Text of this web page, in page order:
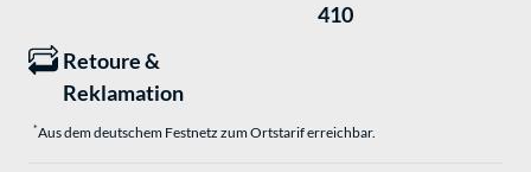
410
Retoure &
Reklamation
*Aus dem deutschem Festnetz zum Ortstarif erreichbar.